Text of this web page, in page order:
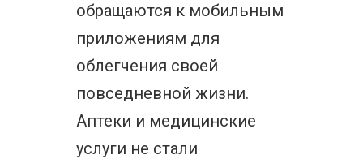
обращаются к мобильным
приложениям для
облегчения своей
повседневной жизни.
Аптеки и медицинские
услуги не стали